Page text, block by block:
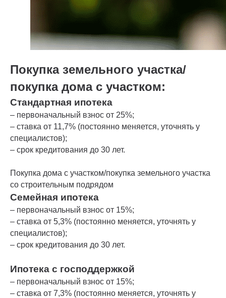
Покупка земельного участка/
покупка дома с участком:
Стандартная ипотека
– первоначальный взнос от 25%;
– ставка от 11,7% (постоянно меняется, уточнять у
специалистов);
– срок кредитования до 30 лет.
Покупка дома с участком/покупка земельного участка
со строительным подрядом
Семейная ипотека
– первоначальный взнос от 15%;
– ставка от 5,3% (постоянно меняется, уточнять у
специалистов);
– срок кредитования до 30 лет.
Ипотека с господдержкой
– первоначальный взнос от 15%;
– ставка от 7,3% (постоянно меняется, уточнять у